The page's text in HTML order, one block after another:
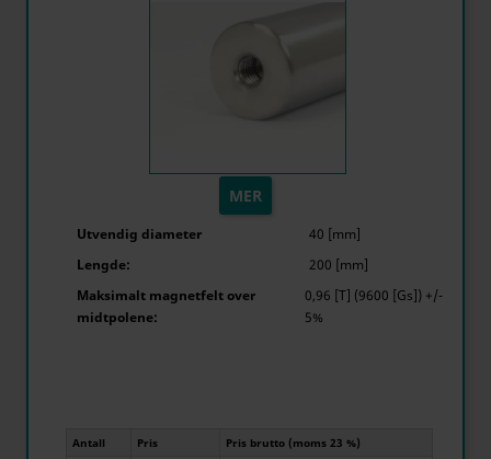
MER
Utvendig diameter
40 [mm]
Lengde:
200 [mm]
Maksimalt magnetfelt over
midtpolene:
0,96 [T] (9600 [Gs]) +/-
5%
Antall Pris Pris brutto (moms 23 %)